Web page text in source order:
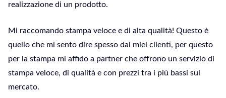
realizzazione di un prodotto.
Mi raccomando stampa veloce e di alta qualità! Questo è
quello che mi sento dire spesso dai miei clienti, per questo
per la stampa mi affido a partner che offrono un servizio di
stampa veloce, di qualità e con prezzi tra i più bassi sul
mercato.